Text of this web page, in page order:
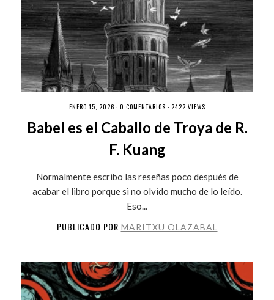
ENERO 15, 2026 · 0 COMENTARIOS · 2422 VIEWS
Babel es el Caballo de Troya de R.
F. Kuang
Normalmente escribo las reseñas poco después de
acabar el libro porque si no olvido mucho de lo leído.
Eso...
PUBLICADO POR MARITXU OLAZABAL